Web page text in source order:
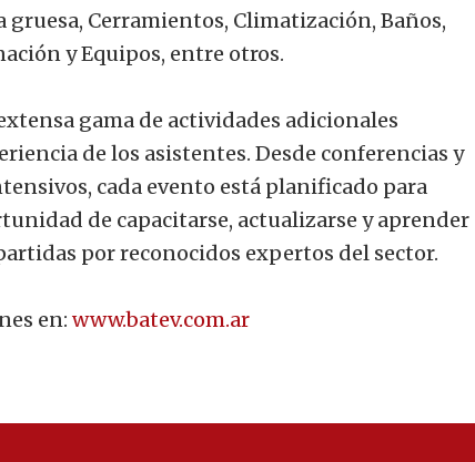
gruesa, Cerramientos, Climatización, Baños,
y Equipos, entre otros.
gama de actividades adicionales
de los asistentes. Desde conferencias y
cada evento está planificado para
de capacitarse, actualizarse y aprender
por reconocidos expertos del sector.
en: www.batev.com.ar